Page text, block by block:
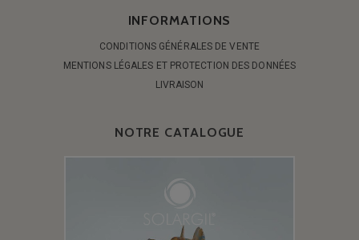
INFORMATIONS
CONDITIONS GÉNÉRALES DE VENTE
MENTIONS LÉGALES ET PROTECTION DES DONNÉES
LIVRAISON
NOTRE CATALOGUE